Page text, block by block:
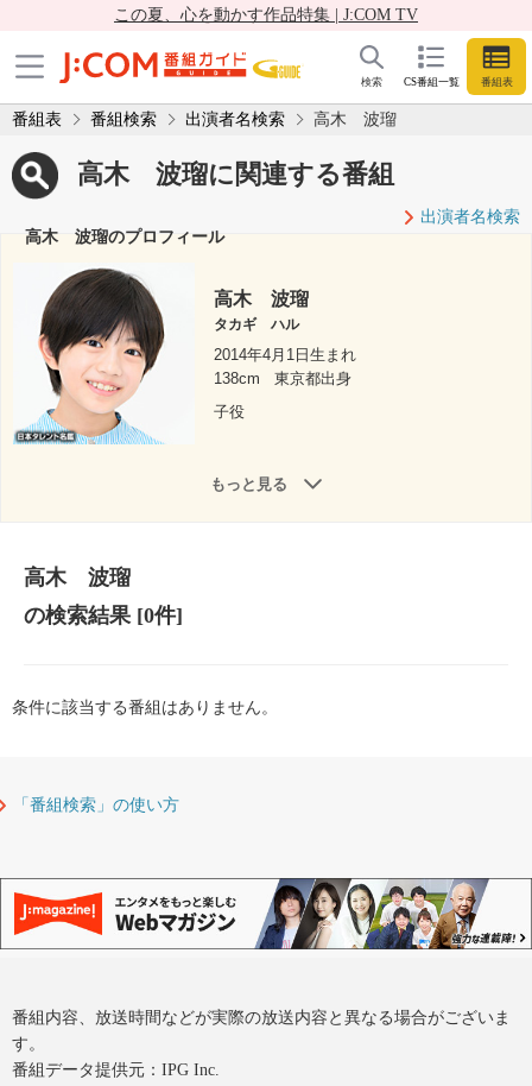
この夏、心を動かす作品特集 | J:COM TV
CS番組一覧 番組表
検索
番組表 番組検索 出演者名検索 高木 波瑠
高木 波瑠に関連する番組
出演者名検索
高木 波瑠のプロフィール
高木 波瑠
タカギ ハル
2014年4月1日生まれ
138cm
東京都出身
子役
もっと見る
高木 波瑠
の検索結果[0件]
条件に該当する番組はありません。
「番組検索」の使い方
番組内容、放送時間などが実際の放送内容と異なる場合がございま
す。
番組データ提供元：IPG Inc.